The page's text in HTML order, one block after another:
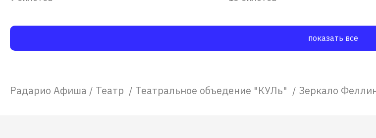
показать все
Радарио Афиша / Театр / Театральное объедение "КУЛь" / Зеркало